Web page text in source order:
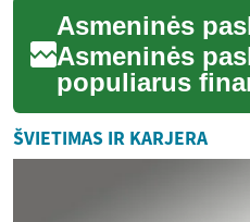
gamybos
Asmeninės
populiarus
būdas,
gauti reikiamų
tikslams –
ŠVIETIMAS IR KARJERA